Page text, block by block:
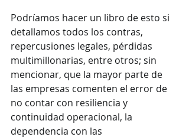
Podríamos hacer un libro de esto si
detallamos todos los contras,
repercusiones legales, pérdidas
multimillonarias, entre otros; sin
mencionar, que la mayor parte de
las empresas comenten el error de
no contar con resiliencia y
continuidad operacional, la
dependencia con las